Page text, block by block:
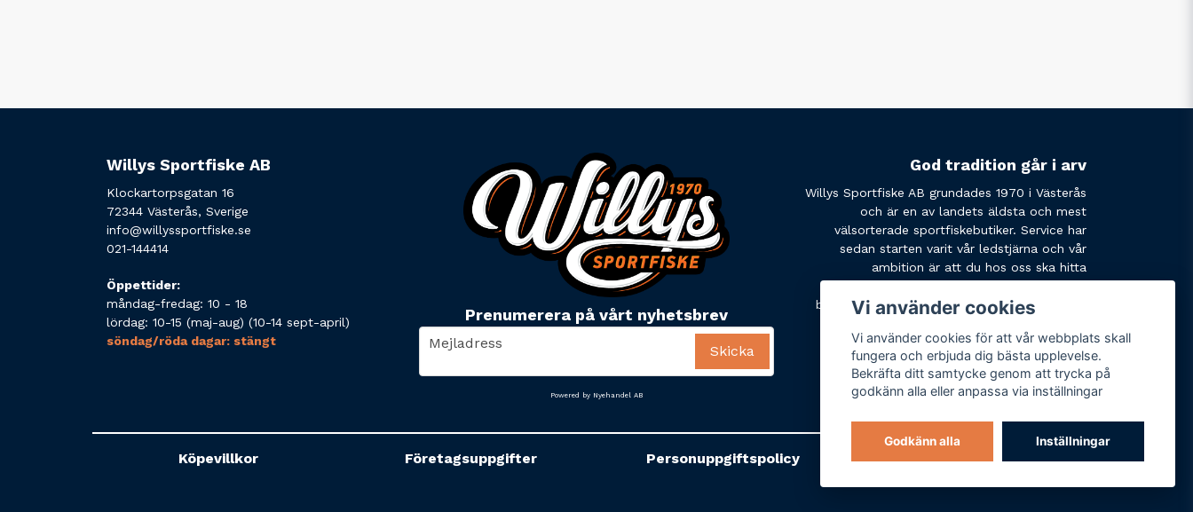
Willys Sportfiske AB
Klockartorpsgatan 16
72344 Västerås, Sverige
info@willyssportfiske.se
021-144414
Öppettider:
måndag-fredag: 10 - 18
lördag: 10-15 (maj-aug) (10-14 sept-april)
söndag/röda dagar: stängt
Prenumerera på vårt nyhetsbrev
email
Mejladress Skicka
God tradition går i arv
Willys Sportfiske AB grundades 1970 i Västerås
och är en av landets äldsta och mest
välsorterade sportfiskebutiker. Service har
sedan starten varit vår ledstjärna och vår
ambition är att du hos oss ska hitta
behöver. Tveka inte att slå oss en signal eller
Powered by Nyehandel AB
Köpevillkor Företagsuppgifter Personuppgiftspolicy Varumärken
Vi använder cookies
Vi använder cookies för att vår webbplats skall
fungera och erbjuda dig bästa upplevelse.
Bekräfta ditt samtycke genom att trycka på
godkänn alla eller anpassa via inställningar
Godkänn alla Inställningar